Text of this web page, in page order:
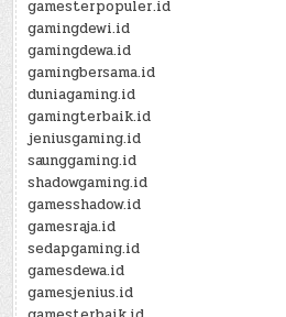
gamesterpopuler.id
gamingdewi.id
gamingdewa.id
gamingbersama.id
duniagaming.id
gamingterbaik.id
jeniusgaming.id
saunggaming.id
shadowgaming.id
gamesshadow.id
gamesraja.id
sedapgaming.id
gamesdewa.id
gamesjenius.id